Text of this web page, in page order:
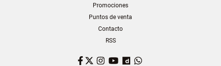
Promociones
Puntos de venta
Contacto
RSS
Facebook
TwitterInstagram
YouTubeDailymotion